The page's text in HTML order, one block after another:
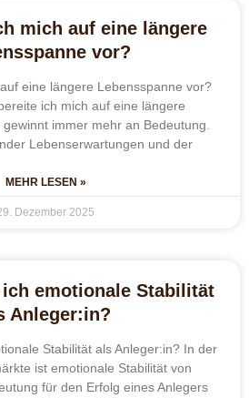
mich auf eine längere
vor?
eine längere Lebensspanne vor?
ich mich auf eine längere
immer mehr an Bedeutung.
Lebenserwartungen und der
MEHR LESEN »
Dezember 2025
emotionale Stabilität
Anleger:in?
Stabilität als Anleger:in? In der
ist emotionale Stabilität von
für den Erfolg eines Anlegers